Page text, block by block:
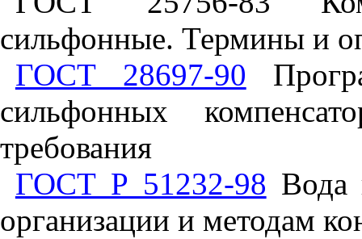
сильфонные. Термины и
ГОСТ 28697-90
сильфонных
требования
ГОСТ Р 51232-98 Вода
организации и методам